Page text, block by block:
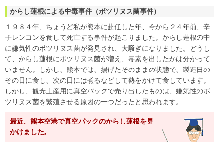
からし蓮根による中毒事件（ボツリヌス菌事件）
１９８４年、ちょうど私が熊本に赴任した年、今から２４年前、辛
子レンコンを食して死亡する事件が起こりました。からし蓮根の中
に嫌気性のボツリヌス菌が発見され、大騒ぎになりました。どうし
て、からし蓮根にボツリヌス菌が増え、毒素を出したかは分かって
いません。しかし、熊本では、揚げたそのままの状態で、製造日の
その日に食し、次の日には煮るなどして熱をかけて食しています。
しかし、観光土産用に真空パックで売り出したものは、嫌気性のボ
ツリヌス菌を繁殖させる原因の一つだったと思われます。
最近、熊本空港で真空パックのからし蓮根を見
かけました。